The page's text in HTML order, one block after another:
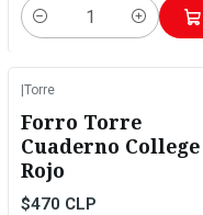
Cantidad
Torre
Forro Torre
Cuaderno College
Rojo
$470 CLP